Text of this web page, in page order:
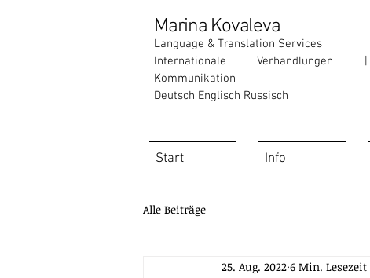
Marina Kovaleva
Language & Translation Services
Internationale Verhandlungen
Kommunikation
Deutsch Englisch Russisch
Start Info
Alle Beiträge
25. Aug. 2022 6 Min. Lesezeit